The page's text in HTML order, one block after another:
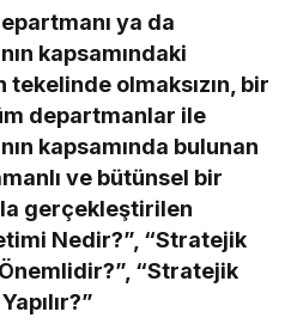
ya da
kapsamındaki
olmaksızın, bir
departmanlar ile
kapsamında bulunan
ve bütünsel bir
gerçekleştirilen
Nedir?”, “Stratejik
“Stratejik